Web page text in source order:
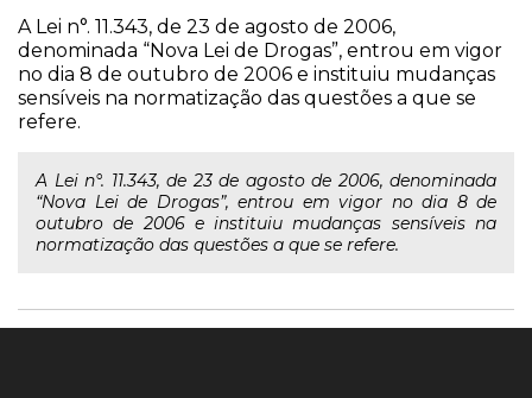
A Lei n°. 11.343, de 23 de agosto de 2006,
denominada “Nova Lei de Drogas”, entrou em vigor
no dia 8 de outubro de 2006 e instituiu mudanças
sensíveis na normatização das questões a que se
refere.
A Lei n°. 11.343, de 23 de agosto de 2006, denominada
“Nova Lei de Drogas”, entrou em vigor no dia 8 de
outubro de 2006 e instituiu mudanças sensíveis na
normatização das questões a que se refere.